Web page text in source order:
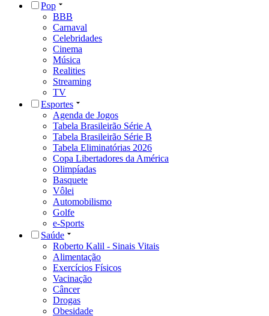
Pop
BBB
Carnaval
Celebridades
Cinema
Música
Realities
Streaming
TV
Esportes
Agenda de Jogos
Tabela Brasileirão Série A
Tabela Brasileirão Série B
Tabela Eliminatórias 2026
Copa Libertadores da América
Olimpíadas
Basquete
Vôlei
Automobilismo
Golfe
e-Sports
Saúde
Roberto Kalil - Sinais Vitais
Alimentação
Exercícios Físicos
Vacinação
Câncer
Drogas
Obesidade